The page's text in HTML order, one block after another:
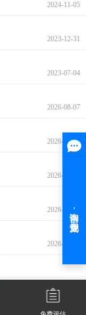
2024-11-05
2023-12-31
2023-07-04
2026-08-07
2026-08-07
2026-08-07
2026-08-07
2026-08-07